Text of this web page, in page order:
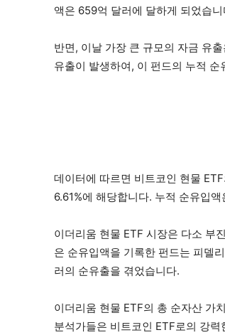
액은 659억 달러에 달하게 되었습
반면, 이날 가장 큰 규모의 자금 유
유출이 발생하여, 이 펀드의 누적
데이터에 따르면 비트코인 현물
6.61%에 해당합니다. 누적 순유입
이더리움 현물 ETF 시장은 다소 부
은 순유입액을 기록한 펀드는 피델
러의 순유출을 겪었습니다.
이더리움 현물 ETF의 총 순자산 가
분석가들은 비트코인 ETF로의 강